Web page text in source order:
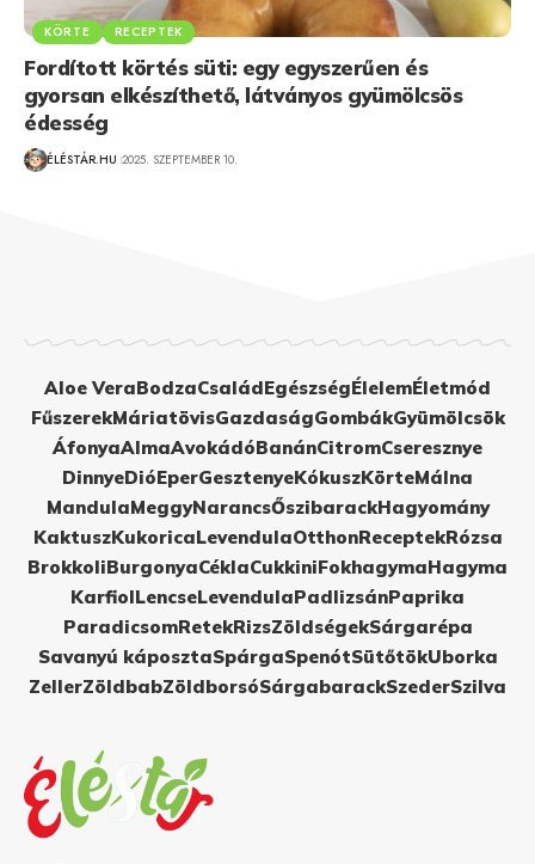
KÖRTE RECEPTEK
Fordított körtés süti: egy egyszerűen és
gyorsan elkészíthető, látványos gyümölcsös
édesség
ÉLÉSTÁR.HU 2025. SZEPTEMBER 10.
Aloe VeraBodzaCsaládEgészségÉlelemÉletmód
FűszerekMáriatövisGazdaságGombákGyümölcsök
ÁfonyaAlmaAvokádóBanánCitromCseresznye
DinnyeDióEperGesztenyeKókuszKörteMálna
MandulaMeggyNarancsŐszibarackHagyomány
KaktuszKukoricaLevendulaOtthonReceptekRózsa
BrokkoliBurgonyaCéklaCukkiniFokhagymaHagyma
KarfiolLencseLevendulaPadlizsánPaprika
ParadicsomRetekRizsZöldségekSárgarépa
Savanyú káposztaSpárgaSpenótSütőtökUborka
ZellerZöldbabZöldborsóSárgabarackSzederSzilva